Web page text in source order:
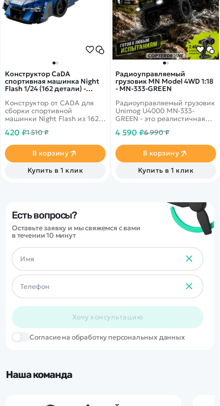
Конструктор CaDA
спортивная машинка Night
Flash 1/24 (162 детали) -
Конструктор от CADA для
сборки спортивной
машинки Night Flash из 162
Крутятся колеса.
420 ₽1 510 ₽
В корзину
Купить в 1 клик
Радиоуправляемый
грузовик MN Model 4WD 1:18
- MN-333-GREEN
Радиоуправляемый грузовик
Unimog U4000 MN-333-
GREEN - это реалистичная
масштабе 1:18, созданная
радиоуправляемых машин и
коллекционных моделей.
Машинка выполнена в
зелёном цвете, имеет
прочную конструкцию для
активных заездов по сухим
4 590 ₽6 990 ₽
В корзину
Купить в 1 клик
Есть вопросы?
Оставьте заявку и мы свяжемся с вами
в течении 10 минут
Хочу консультацию
Cогласие на обработку персональных данных
Наша команда